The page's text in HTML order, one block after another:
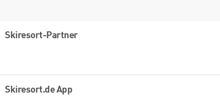
Skiresort-Partner
Skiresort.de App